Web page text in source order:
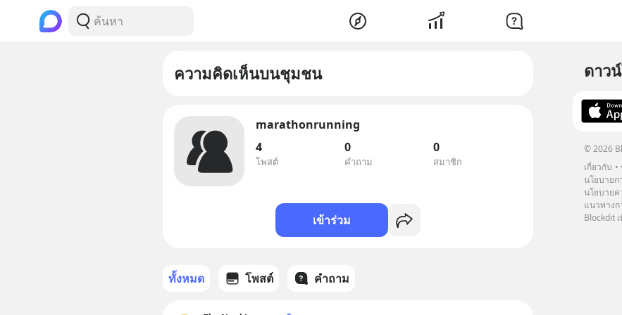
ความคิดเห็นบนชุมชน
marathonrunning
4
โพสต์
0
คำถาม
0
สมาชิก
เข้าร่วม
ทั้งหมด โพสต์ คำถาม
ดาว
© 2026
เกี่ยวกับ
นโยบาย
นโยบาย
แนวทาง
Blockdit